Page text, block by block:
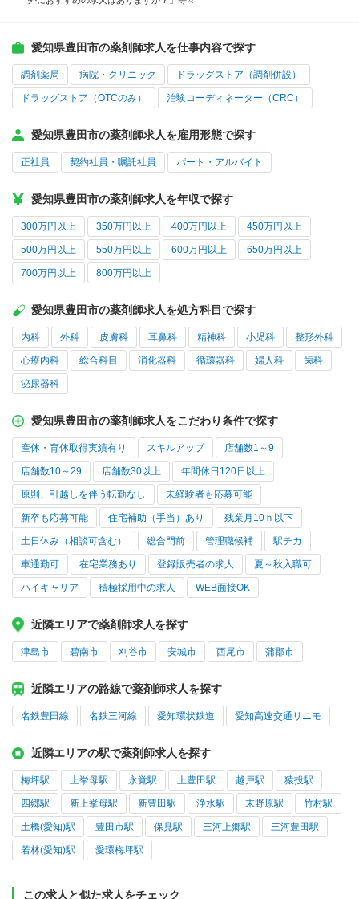
愛知県豊田市の薬剤師求人を仕事内容で探す
調剤薬局 病院・クリニック ドラッグストア（調剤併設）
ドラッグストア（OTCのみ） 治験コーディネーター（CRC）
愛知県豊田市の薬剤師求人を雇用形態で探す
正社員 契約社員・嘱託社員 パート・アルバイト
愛知県豊田市の薬剤師求人を年収で探す
300万円以上 350万円以上 400万円以上 450万円以上
500万円以上 550万円以上 600万円以上 650万円以上
700万円以上 800万円以上
愛知県豊田市の薬剤師求人を処方科目で探す
内科 外科 皮膚科 耳鼻科 精神科 小児科 整形外科
心療内科 総合科目 消化器科 循環器科 婦人科 歯科
泌尿器科
愛知県豊田市の薬剤師求人をこだわり条件で探す
産休・育休取得実績有り スキルアップ 店舗数1～9
店舗数10～29 店舗数30以上 年間休日120日以上
原則、引越しを伴う転勤なし 未経験者も応募可能
新卒も応募可能 住宅補助（手当）あり 残業月10ｈ以下
土日休み（相談可含む） 総合門前 管理職候補 駅チカ
車通勤可 在宅業務あり 登録販売者の求人 夏～秋入職可
ハイキャリア 積極採用中の求人 WEB面接OK
近隣エリアで薬剤師求人を探す
津島市 碧南市 刈谷市 安城市 西尾市 蒲郡市
近隣エリアの路線で薬剤師求人を探す
名鉄豊田線 名鉄三河線 愛知環状鉄道 愛知高速交通リニモ
近隣エリアの駅で薬剤師求人を探す
梅坪駅 上挙母駅 永覚駅 上豊田駅 越戸駅 猿投駅
四郷駅 新上挙母駅 新豊田駅 浄水駅 末野原駅 竹村駅
土橋(愛知)駅 豊田市駅 保見駅 三河上郷駅 三河豊田駅
若林(愛知)駅 愛環梅坪駅
この求人と似た求人をチェック